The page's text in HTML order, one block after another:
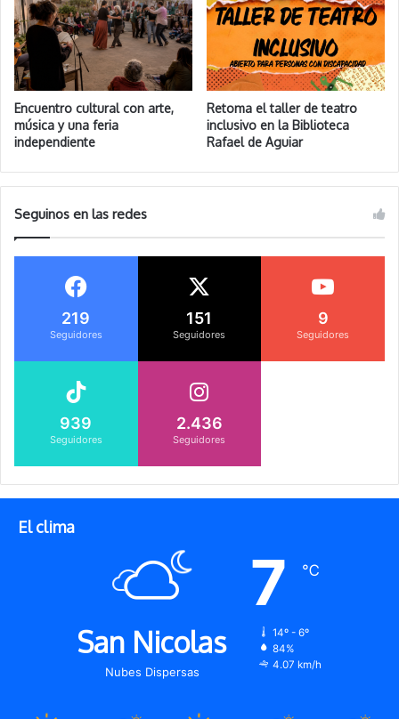
Encuentro cultural con arte,
música y una feria
independiente
Retoma el taller de teatro
inclusivo en la Biblioteca
Rafael de Aguiar
Seguinos en las redes
219
Seguidores
151
Seguidores
9
Seguidores
939
Seguidores
2.436
Seguidores
El clima
San Nicolas
Nubes Dispersas
7 ℃
14º - 6º
84%
4.07 km/h